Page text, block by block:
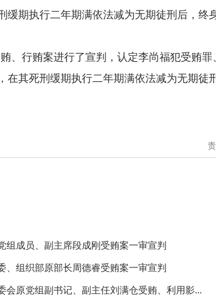
期执行二年期满依法减为无期徒刑后，终
行贿案进行了宣判，认定李尚福犯受贿罪
其死刑缓期执行二年期满依法减为无期徒
组成员、副主席段成刚受贿案一审宣判
、组织部原部长周德睿受贿案一审宣判
会原党组副书记、副主任刘满仓受贿、利用影...